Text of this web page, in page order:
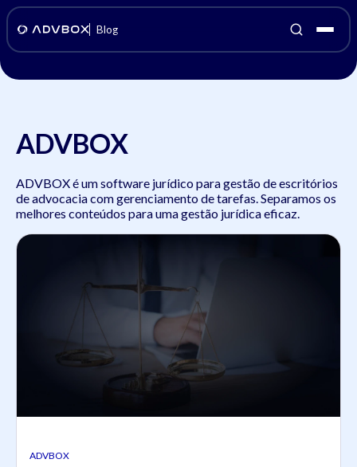
Blog
ADVBOX
ADVBOX é um software jurídico para gestão de escritórios
de advocacia com gerenciamento de tarefas. Separamos os
melhores conteúdos para uma gestão jurídica eficaz.
ADVBOX